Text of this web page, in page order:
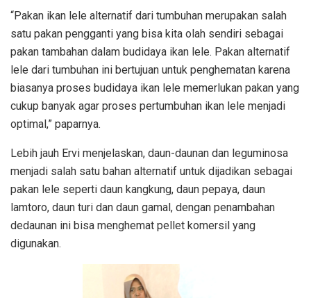
“Pakan ikan lele alternatif dari tumbuhan merupakan salah
satu pakan pengganti yang bisa kita olah sendiri sebagai
pakan tambahan dalam budidaya ikan lele. Pakan alternatif
lele dari tumbuhan ini bertujuan untuk penghematan karena
biasanya proses budidaya ikan lele memerlukan pakan yang
cukup banyak agar proses pertumbuhan ikan lele menjadi
optimal,” paparnya.
Lebih jauh Ervi menjelaskan, daun-daunan dan leguminosa
menjadi salah satu bahan alternatif untuk dijadikan sebagai
pakan lele seperti daun kangkung, daun pepaya, daun
lamtoro, daun turi dan daun gamal, dengan penambahan
dedaunan ini bisa menghemat pellet komersil yang
digunakan.